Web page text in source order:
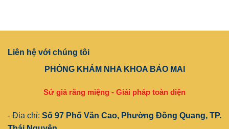
Liên hệ với chúng tôi
PHÒNG KHÁM NHA KHOA BẢO MAI
Sứ giả răng miệng - Giải pháp toàn diện
- Địa chỉ: Số 97 Phố Văn Cao, Phường Đồng Quang, TP.